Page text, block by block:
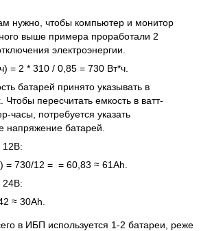
нужно, чтобы компьютер и монитор
выше примера проработали 2
электроэнергии.
= 2 * 310 / 0,85 = 730 Вт*ч.
батарей принято указывать в
Чтобы пересчитать емкость в ватт-
часы, потребуется указать
напряжение батарей.
12В:
= 730/12 = = 60,83 ≈ 61Ah.
24В:
≈ 30Ah.
в ИБП используется 1-2 батареи, реже